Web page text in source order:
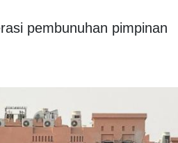
pembunuhan pimpinan